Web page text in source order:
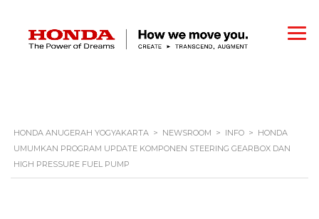
HONDA ANUGERAH YOGYAKARTA > NEWSROOM > INFO > HONDA
UMUMKAN PROGRAM UPDATE KOMPONEN STEERING GEARBOX DAN
HIGH PRESSURE FUEL PUMP